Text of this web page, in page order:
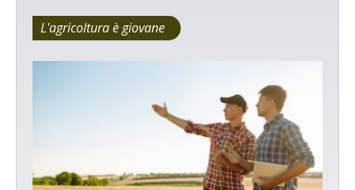
L'agricoltura è giovane